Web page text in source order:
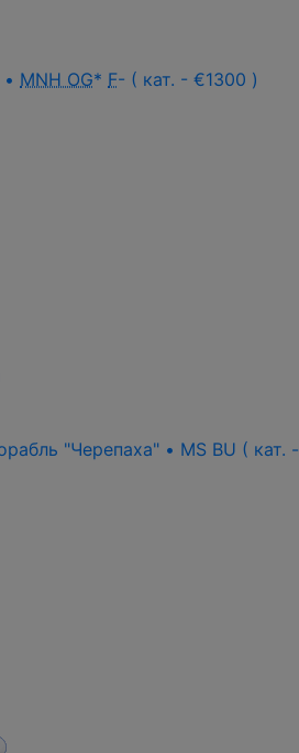
MNH OG* F- ( кат. - €1300 )
"Черепаха" • MS BU ( кат. -